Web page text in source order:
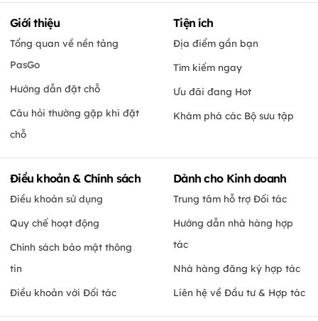
Giới thiệu
Tổng quan về nền tảng
PasGo
Hướng dẫn đặt chỗ
Câu hỏi thường gặp khi đặt
chỗ
Tiện ích
Địa điểm gần bạn
Tìm kiếm ngay
Ưu đãi đang Hot
Khám phá các Bộ sưu tập
Điều khoản & Chính sách
Điều khoản sử dụng
Quy chế hoạt động
Chính sách bảo mật thông
tin
Điều khoản với Đối tác
Dành cho Kinh doanh
Trung tâm hỗ trợ Đối tác
Hướng dẫn nhà hàng hợp
tác
Nhà hàng đăng ký hợp tác
Liên hệ về Đầu tư & Hợp tác